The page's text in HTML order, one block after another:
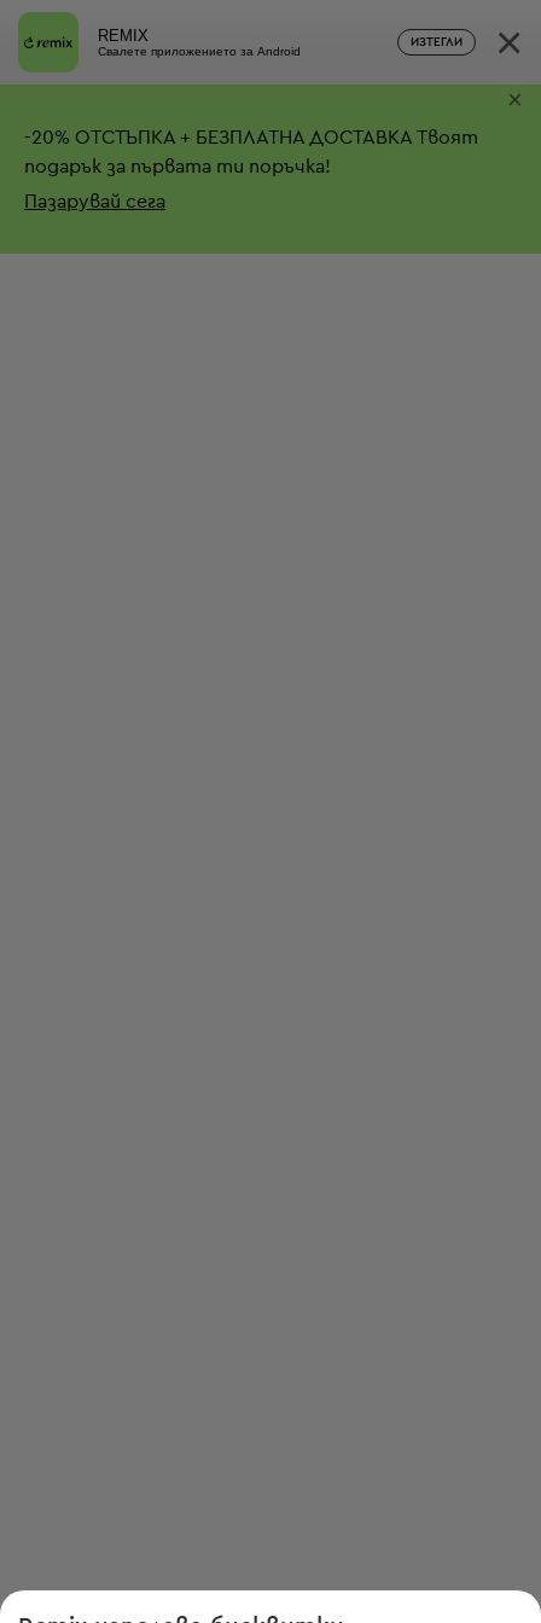
REMIX
Свалете приложението за Android
ИЗТЕГЛИ ×
-20% ОТСТЪПКА + БЕЗПЛАТНА ДОСТАВКА Твоят
подарък за първата ти поръчка!
Пазарувай сега
×